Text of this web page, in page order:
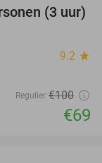
31%
(3 uur)
9.2 star
Regulier €100
€69